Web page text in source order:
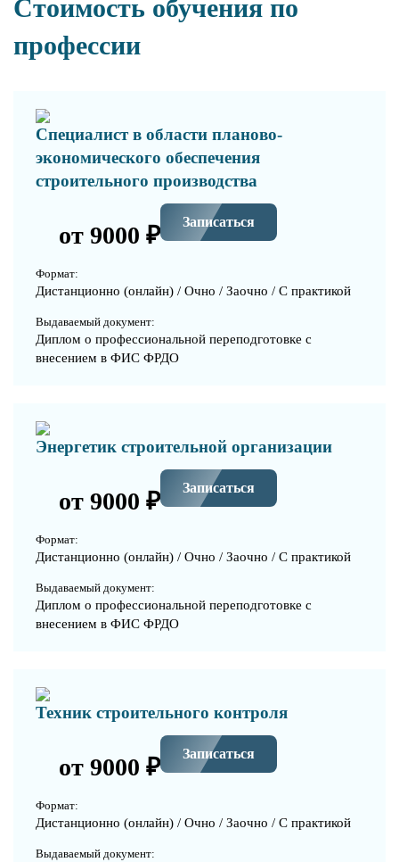
Стоимость обучения по
профессии
Специалист в области планово-
экономического обеспечения
строительного производства
от 9000 ₽ Записаться
Формат:
Дистанционно (онлайн) / Очно / Заочно / С практикой
Выдаваемый документ:
Диплом о профессиональной переподготовке с
внесением в ФИС ФРДО
Энергетик строительной организации
от 9000 ₽ Записаться
Формат:
Дистанционно (онлайн) / Очно / Заочно / С практикой
Выдаваемый документ:
Диплом о профессиональной переподготовке с
внесением в ФИС ФРДО
Техник строительного контроля
от 9000 ₽ Записаться
Формат:
Дистанционно (онлайн) / Очно / Заочно / С практикой
Выдаваемый документ: